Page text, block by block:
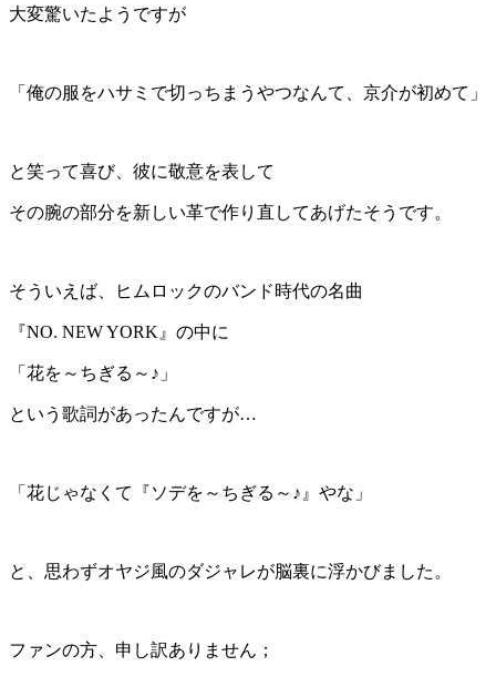
大変驚いたようですが
「俺の服をハサミで切っちまうやつなんて、京介が初めて」
と笑って喜び、彼に敬意を表して
その腕の部分を新しい革で作り直してあげたそうです。
そういえば、ヒムロックのバンド時代の名曲
『NO. NEW YORK 』の中に
「花を～ちぎる～♪」
という歌詞があったんですが…
「花じゃなくて『ソデを～ちぎる～♪』やな」
と、思わずオヤジ風のダジャレが脳裏に浮かびました。
ファンの方、申し訳ありません；